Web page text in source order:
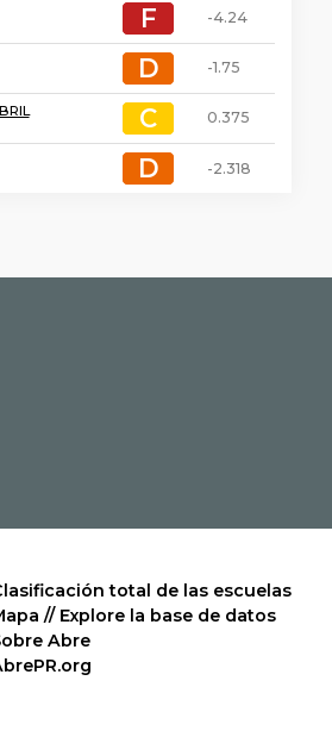
F
F -4.24
D
D -1.75
C
C 0.375
D
D -2.318
total de las escuelas
// Explore la base de datos
Abre